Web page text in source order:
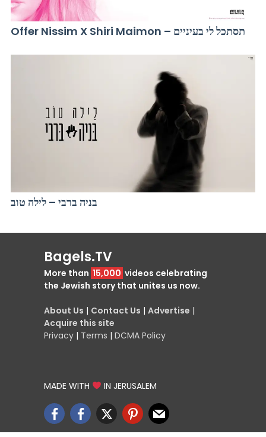
Offer Nissim X Shiri Maimon – תסתכל לי בעיניים
בניה ברבי – לילה טוב
Bagels.TV
More than 15,000 videos celebrating
the Jewish story that unites us now.
About Us | Contact Us | Advertise |
Acquire this site
Privacy | Terms | DCMA Policy
MADE WITH IN JERUSALEM